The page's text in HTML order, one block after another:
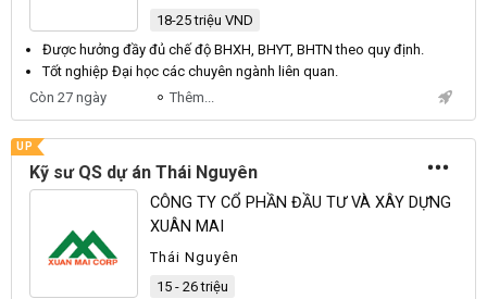
18-25 triệu VND
Được hưởng đầy đủ chế độ BHXH, BHYT, BHTN theo quy định.
Tốt nghiệp Đại học các chuyên ngành liên quan.
Còn 27 ngày
Thêm...
UP
Kỹ sư QS dự án Thái Nguyên
CÔNG TY CỔ PHẦN ĐẦU TƯ VÀ XÂY DỰNG
XUÂN MAI
Thái Nguyên
15 - 26 triệu